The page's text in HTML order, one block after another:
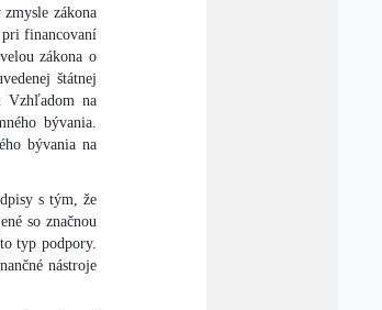
zákona
financovaní
zákona o
štátnej
Vzhľadom na
bývania.
bývania na
s tým, že
so značnou
typ podpory.
nástroje